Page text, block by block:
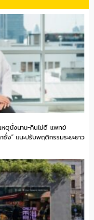
หตุนั่งนาน-กินไม่ดี แพทย์
ง” แนะปรับพฤติกรรมระยะยาว